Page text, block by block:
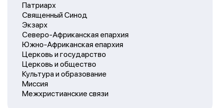
Патриарх
Священный Синод
Экзарх
Северо-Африканская епархия
Южно-Африканская епархия
Церковь и государство
Церковь и общество
Культура и образование
Миссия
Межхристианские связи